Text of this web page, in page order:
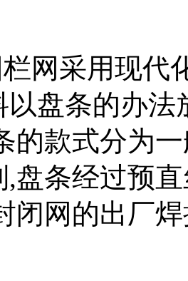
采用现代
以盘条的办
的款式分为
,盘条经过预
闭网的出厂